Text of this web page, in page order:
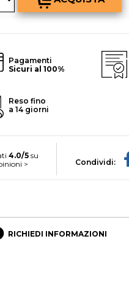
Pagamenti
Sicuri al 100%
Reso fino
a 14 giorni
4.0/5 su
>
Condividi:
RICHIEDI INFORMAZIONI